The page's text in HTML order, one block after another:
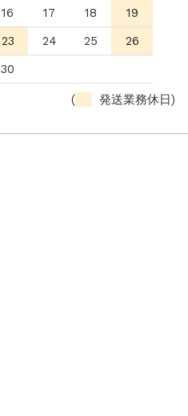
16 17 18
19
23 24 25
26
30
( 発送業務休日)